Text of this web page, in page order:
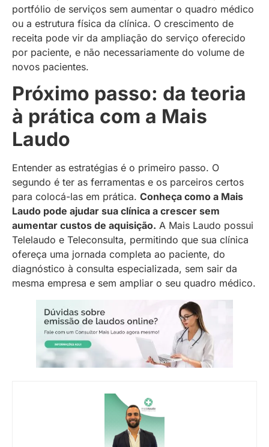
portfólio de serviços sem aumentar o quadro médico
ou a estrutura física da clínica. O crescimento de
receita pode vir da ampliação do serviço oferecido
por paciente, e não necessariamente do volume de
novos pacientes.
Próximo passo: da teoria
à prática com a Mais
Laudo
Entender as estratégias é o primeiro passo. O
segundo é ter as ferramentas e os parceiros certos
para colocá-las em prática. Conheça como a Mais
Laudo pode ajudar sua clínica a crescer sem
aumentar custos de aquisição. A Mais Laudo possui
Telelaudo e Teleconsulta, permitindo que sua clínica
ofereça uma jornada completa ao paciente, do
diagnóstico à consulta especializada, sem sair da
mesma empresa e sem ampliar o seu quadro médico.